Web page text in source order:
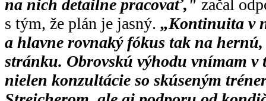
na nich detailne pracovať," začal
s tým, že plán je jasný. „Kontinuita v
a hlavne rovnaký fókus tak na
stránku. Obrovskú výhodu vnímam v
nielen konzultácie so skúseným